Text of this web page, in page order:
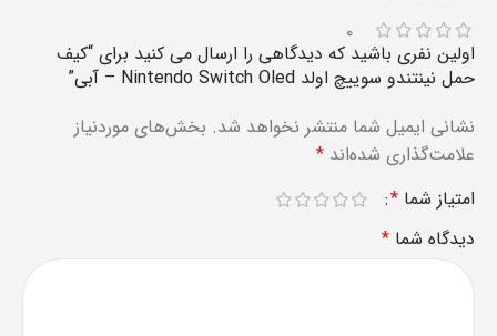
۰
اولین نفری باشید که دیدگاهی را ارسال می کنید برای “کیف
حمل نینتندو سوییچ اولد Nintendo Switch Oled – آبی”
نشانی ایمیل شما منتشر نخواهد شد. بخش‌های موردنیاز
علامت‌گذاری شده‌اند *
امتیاز شما *
دیدگاه شما *